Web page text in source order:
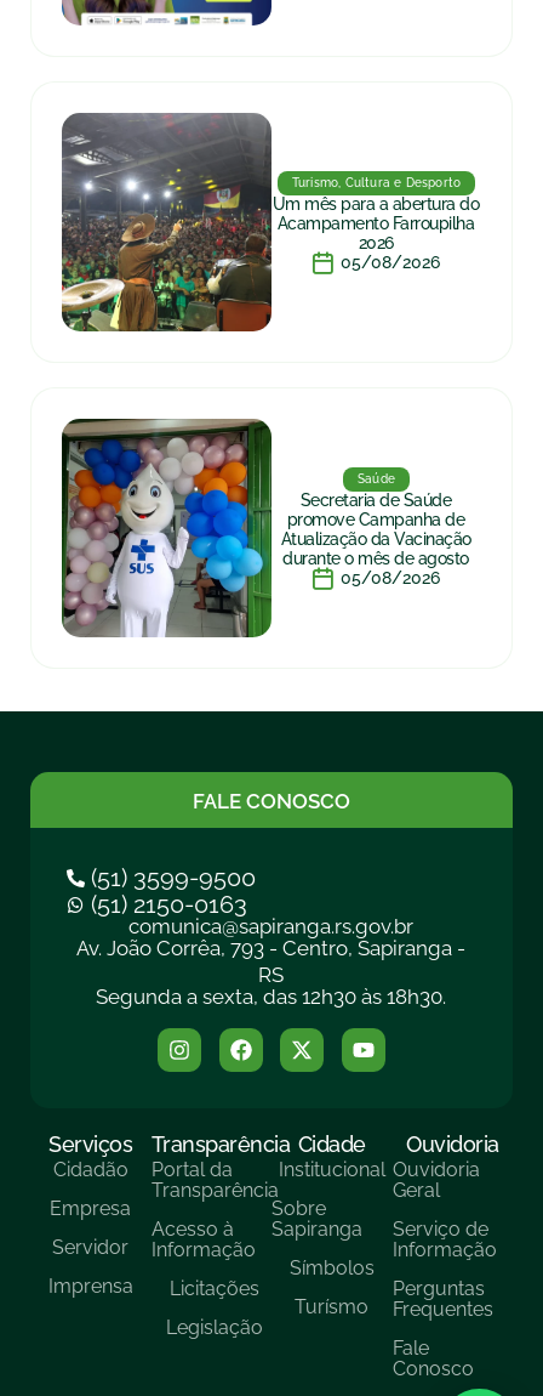
Turismo, Cultura e Desporto
Um mês para a abertura do
Acampamento Farroupilha
2026
05/08/2026
Saúde
Secretaria de Saúde
promove Campanha de
Atualização da Vacinação
durante o mês de agosto
05/08/2026
FALE CONOSCO
(51) 3599-9500
(51) 2150-0163
comunica@sapiranga.rs.gov.br
Av. João Corrêa, 793 - Centro, Sapiranga -
RS
Segunda a sexta, das 12h30 às 18h30.
Serviços
Cidadão
Empresa
Servidor
Imprensa
Transparência
Portal da
Transparência
Acesso à
Informação
Licitações
Legislação
Cidade
Institucional
Sobre
Sapiranga
Símbolos
Turísmo
Ouvidoria
Ouvidoria
Geral
Serviço de
Informação
Perguntas
Frequentes
Fale
Conosco